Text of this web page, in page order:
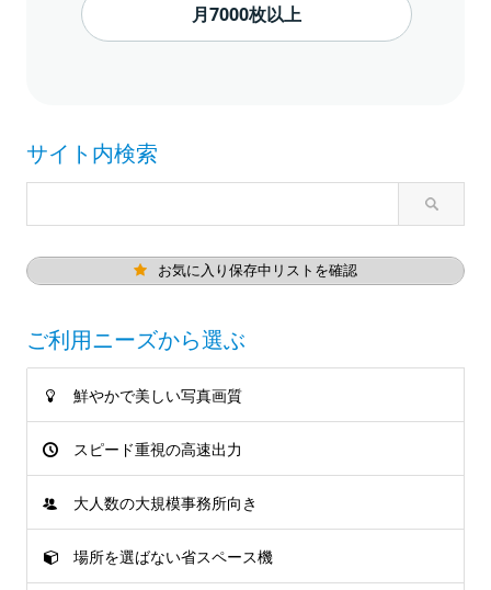
月7000枚以上
サイト内検索
お気に入り保存中リストを確認
ご利用ニーズから選ぶ
鮮やかで美しい写真画質
スピード重視の高速出力
大人数の大規模事務所向き
場所を選ばない省スペース機